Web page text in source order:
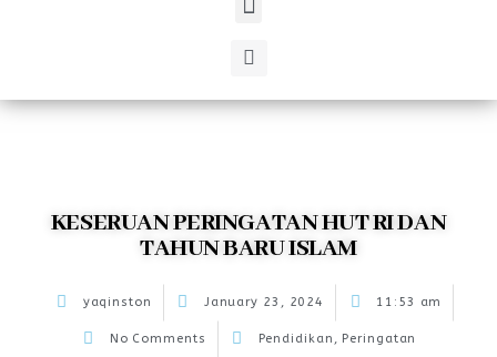
KESERUAN PERINGATAN HUT RI DAN
TAHUN BARU ISLAM
yaqinston January 23, 2024 11:53 am
No Comments Pendidikan , Peringatan